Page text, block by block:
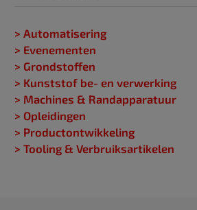
> Automatisering
> Evenementen
> Grondstoffen
> Kunststof be- en verwerking
> Machines & Randapparatuur
> Opleidingen
> Productontwikkeling
> Tooling & Verbruiksartikelen